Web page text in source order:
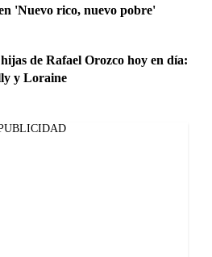
'Nuevo rico, nuevo pobre'
de Rafael Orozco hoy en día:
y Loraine